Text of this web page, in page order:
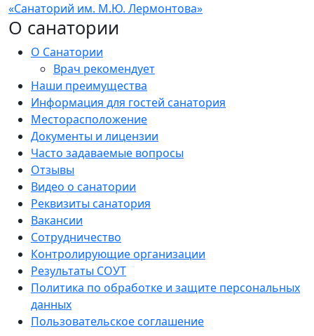
«Санаторий им. М.Ю. Лермонтова»
О санатории
О Санатории
Врач рекомендует
Наши преимущества
Информация для гостей санатория
Месторасположение
Документы и лицензии
Часто задаваемые вопросы
Отзывы
Видео о санатории
Реквизиты санатория
Вакансии
Сотрудничество
Контролирующие организации
Результаты СОУТ
Политика по обработке и защите персональных
данных
Пользовательское соглашение